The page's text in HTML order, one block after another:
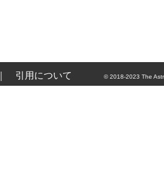
引用について © 2018-2023 The